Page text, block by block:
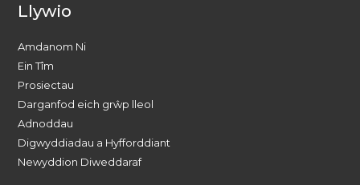
Llywio
Amdanom Ni
Ein Tîm
Prosiectau
Darganfod eich grŵp lleol
Adnoddau
Digwyddiadau a Hyfforddiant
Newyddion Diweddaraf